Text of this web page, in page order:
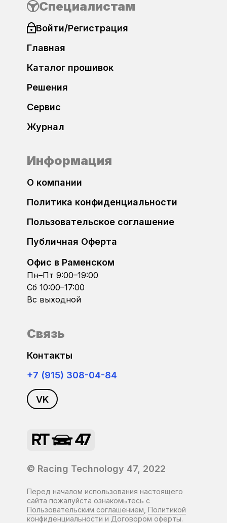
Jaguar
Jeep
KIA
Lada
Lexus
Mazda
Mercedes-Benz
Omoda
Opel
Saab
Специалистам
Войти/Регистрация
Главная
Каталог прошивок
Решения
Сервис
Журнал
Информация
О компании
Политика конфиденциальности
Пользовательское соглашение
Публичная Оферта
Офис в Раменском
Пн–Пт 9:00–19:00
Сб 10:00–17:00
Вс выходной
Связь
Контакты
+7 (915) 308-04-84
VK
© Racing Technology 47, 2022
Перед началом использования настоящего
сайта пожалуйста ознакомьтесь с
Пользовательским соглашением Политикой
конфиденциальности и Договором оферты.